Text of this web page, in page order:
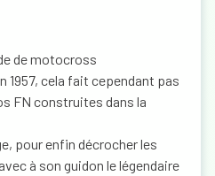
de motocross
1957, cela fait cependant pas
FN construites dans la
pour enfin décrocher les
à son guidon le légendaire